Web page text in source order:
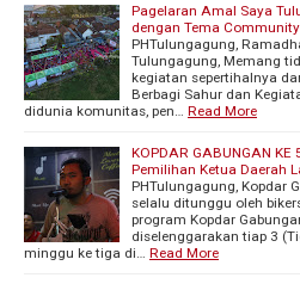
Pagelaran Amal Saya
dengan Tema
PHTulungagung,
Tulungagung, Memang
kegiatan sepertihalnya
Berbagi Sahur dan
didunia komunitas, pen…
Read More
KOPDAR GABUNGAN KE
Pemilihan Ketua Daerah
PHTulungagung, Kopdar
selalu ditunggu oleh
program Kopdar
diselenggarakan tiap 3
minggu ke tiga di…
Read More